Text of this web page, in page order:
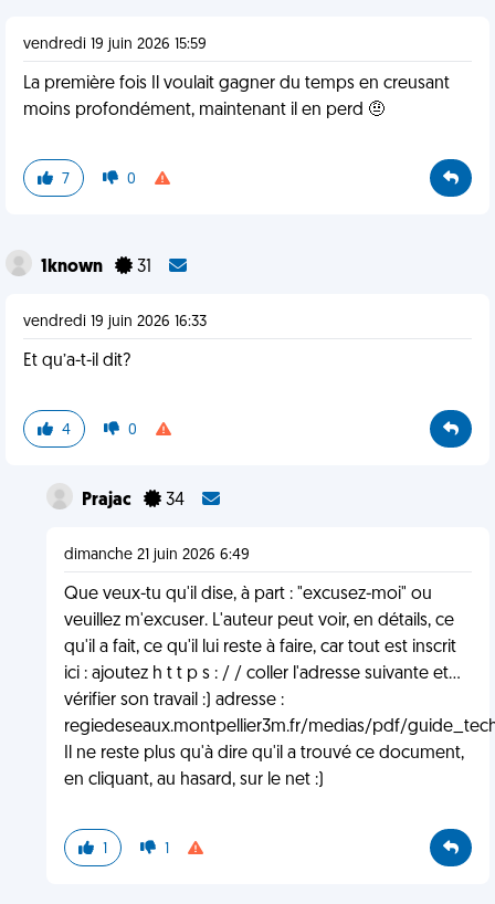
vendredi 19 juin 2026 15:59
La première fois Il voulait gagner du temps en creusant
moins profondément, maintenant il en perd 🤨
7 0
1known 31
vendredi 19 juin 2026 16:33
Et qu’a-t-il dit?
4 0
Prajac 34
dimanche 21 juin 2026 6:49
Que veux-tu qu'il dise, à part : "excusez-moi" ou
veuillez m'excuser. L'auteur peut voir, en détails, ce
qu'il a fait, ce qu'il lui reste à faire, car tout est inscrit
ici : ajoutez h t t p s : / / coller l'adresse suivante et...
vérifier son travail :) adresse :
regiedeseaux.montpellier3m.fr/medias/pdf/
Il ne reste plus qu'à dire qu'il a trouvé ce document,
en cliquant, au hasard, sur le net :)
1 1